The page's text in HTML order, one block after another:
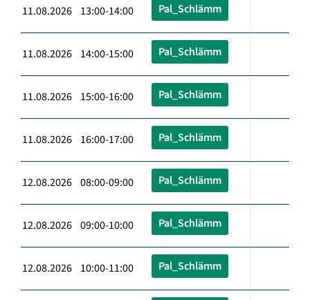
11.08.2026 13:00-14:00 Pal_Schlämm
11.08.2026 14:00-15:00 Pal_Schlämm
11.08.2026 15:00-16:00 Pal_Schlämm
11.08.2026 16:00-17:00 Pal_Schlämm
12.08.2026 08:00-09:00 Pal_Schlämm
12.08.2026 09:00-10:00 Pal_Schlämm
12.08.2026 10:00-11:00 Pal_Schlämm